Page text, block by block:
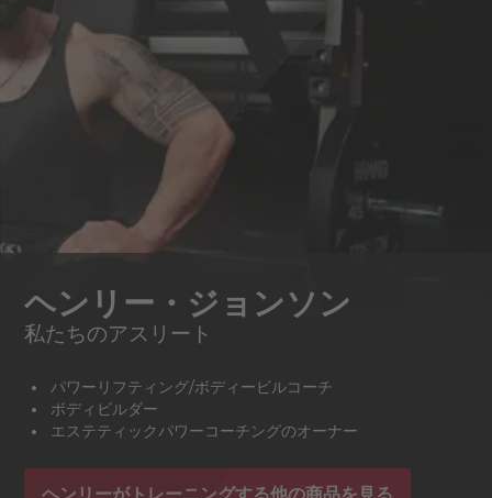
ヘンリー・ジョンソン
私たちのアスリート
パワーリフティング/ボディービルコーチ
ボディビルダー
エステティックパワーコーチングのオーナー